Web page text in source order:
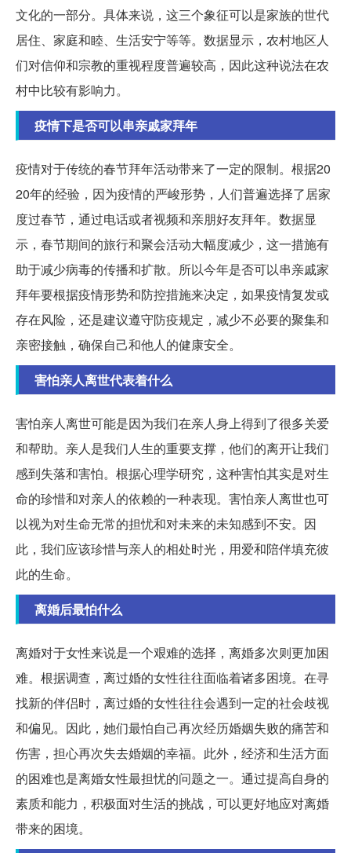
文化的一部分。具体来说，这三个象征可以是家族的世代
居住、家庭和睦、生活安宁等等。数据显示，农村地区人
们对信仰和宗教的重视程度普遍较高，因此这种说法在农
村中比较有影响力。
疫情下是否可以串亲戚家拜年
疫情对于传统的春节拜年活动带来了一定的限制。根据20
20年的经验，因为疫情的严峻形势，人们普遍选择了居家
度过春节，通过电话或者视频和亲朋好友拜年。数据显
示，春节期间的旅行和聚会活动大幅度减少，这一措施有
助于减少病毒的传播和扩散。所以今年是否可以串亲戚家
拜年要根据疫情形势和防控措施来决定，如果疫情复发或
存在风险，还是建议遵守防疫规定，减少不必要的聚集和
亲密接触，确保自己和他人的健康安全。
害怕亲人离世代表着什么
害怕亲人离世可能是因为我们在亲人身上得到了很多关爱
和帮助。亲人是我们人生的重要支撑，他们的离开让我们
感到失落和害怕。根据心理学研究，这种害怕其实是对生
命的珍惜和对亲人的依赖的一种表现。害怕亲人离世也可
以视为对生命无常的担忧和对未来的未知感到不安。因
此，我们应该珍惜与亲人的相处时光，用爱和陪伴填充彼
此的生命。
离婚后最怕什么
离婚对于女性来说是一个艰难的选择，离婚多次则更加困
难。根据调查，离过婚的女性往往面临着诸多困境。在寻
找新的伴侣时，离过婚的女性往往会遇到一定的社会歧视
和偏见。因此，她们最怕自己再次经历婚姻失败的痛苦和
伤害，担心再次失去婚姻的幸福。此外，经济和生活方面
的困难也是离婚女性最担忧的问题之一。通过提高自身的
素质和能力，积极面对生活的挑战，可以更好地应对离婚
带来的困境。